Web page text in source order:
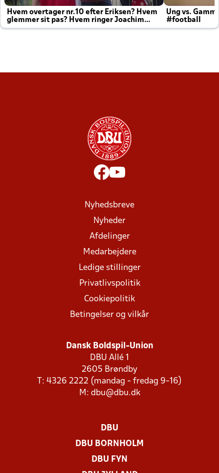
Hvem overtager nr.10 efter Eriksen? Hvem
glemmer sit pas? Hvem ringer Joachim
altid til efter kampe?
Ung vs.
#football
Nyhedsbreve
Nyheder
Afdelinger
Medarbejdere
Ledige stillinger
Privatlivspolitik
Cookiepolitik
Betingelser og vilkår
Dansk Boldspil-Union
DBU Allé 1
2605 Brøndby
T: 4326 2222 (mandag - fredag 9-16)
M: dbu@dbu.dk
DBU
DBU BORNHOLM
DBU FYN